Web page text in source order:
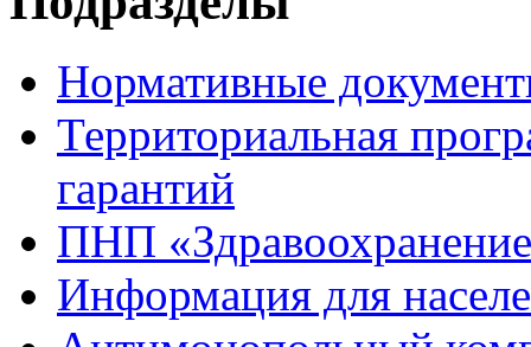
Нормативные
Территориальная
гарантий
ПНП
Информация для